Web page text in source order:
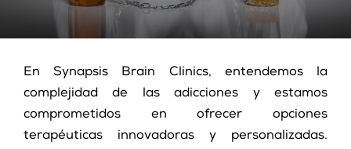
En Synapsis Brain Clinics, entendemos la
complejidad de las adicciones y estamos
comprometidos en ofrecer opciones
terapéuticas innovadoras y personalizadas.